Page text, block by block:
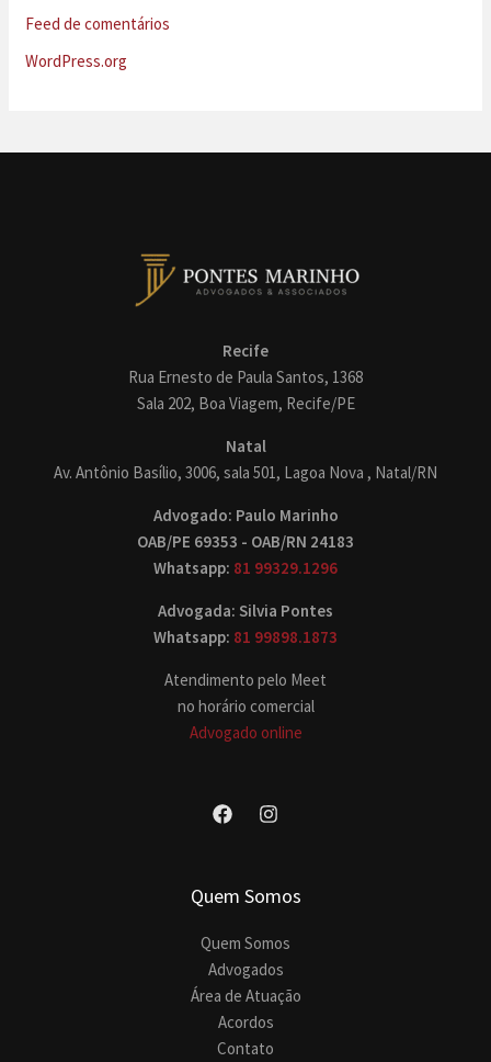
Feed de comentários
WordPress.org
Recife
Rua Ernesto de Paula Santos, 1368
Sala 202, Boa Viagem, Recife/PE
Natal
Av. Antônio Basílio, 3006, sala 501, Lagoa Nova , Natal/RN
Advogado: Paulo Marinho
OAB/PE 69353 - OAB/RN 24183
Whatsapp: 81 99329.1296
Advogada: Silvia Pontes
Whatsapp: 81 99898.1873
Atendimento pelo Meet
no horário comercial
Advogado online
Quem Somos
Quem Somos
Advogados
Área de Atuação
Acordos
Contato